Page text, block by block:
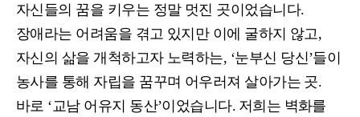
자신들의 꿈을 키우는 정말 멋진 곳이었습니다.
장애라는 어려움을 겪고 있지만 이에 굴하지 않고 ,
자신의 삶을 개척하고자 노력하는, ‘눈부신 당신’들이
농사를 통해 자립을 꿈꾸며 어우러져 살아가는 곳.
바로 ‘교남 어유지 동산’이었습니다. 저희는 벽화를